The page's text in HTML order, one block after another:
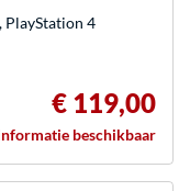
PlayStation 4
€ 119,00
beschikbaar